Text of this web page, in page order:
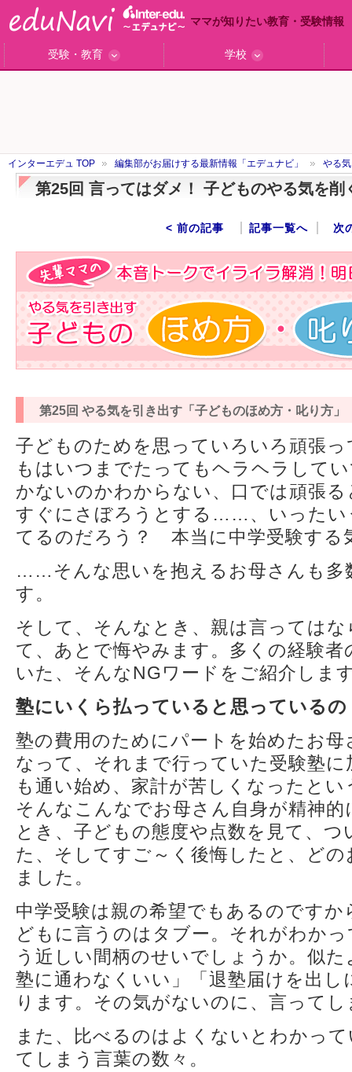
ママが知りたい教育・受験情報
受験・教育
学校
インターエデュ TOP 編集部がお届けする最新情報「エデュナビ」 やる
第25回 言ってはダメ！ 子どものやる気を削
< 前の記事 記事一覧へ 次
第25回 やる気を引き出す「子どものほめ方・叱り方」
子どものためを思っていろいろ頑張
もはいつまでたってもヘラヘラして
かないのかわからない、口では頑張
すぐにさぼろうとする……、いったい
てるのだろう？ 本当に中学受験する
……そんな思いを抱えるお母さんも多
す。
そして、そんなとき、親は言っては
て、あとで悔やみます。多くの経験
いた、そんなNGワードをご紹介しま
塾にいくら払っていると思っているの
塾の費用のためにパートを始めたお
なって、それまで行っていた受験塾
も通い始め、家計が苦しくなったと
そんなこんなでお母さん自身が精神
とき、子どもの態度や点数を見て、
た、そしてすご～く後悔したと、ど
ました。
中学受験は親の希望でもあるのです
どもに言うのはタブー。それがわか
う近しい間柄のせいでしょうか。似
塾に通わなくいい」「退塾届けを出
ります。その気がないのに、言って
また、比べるのはよくないとわかっ
てしまう言葉の数々。